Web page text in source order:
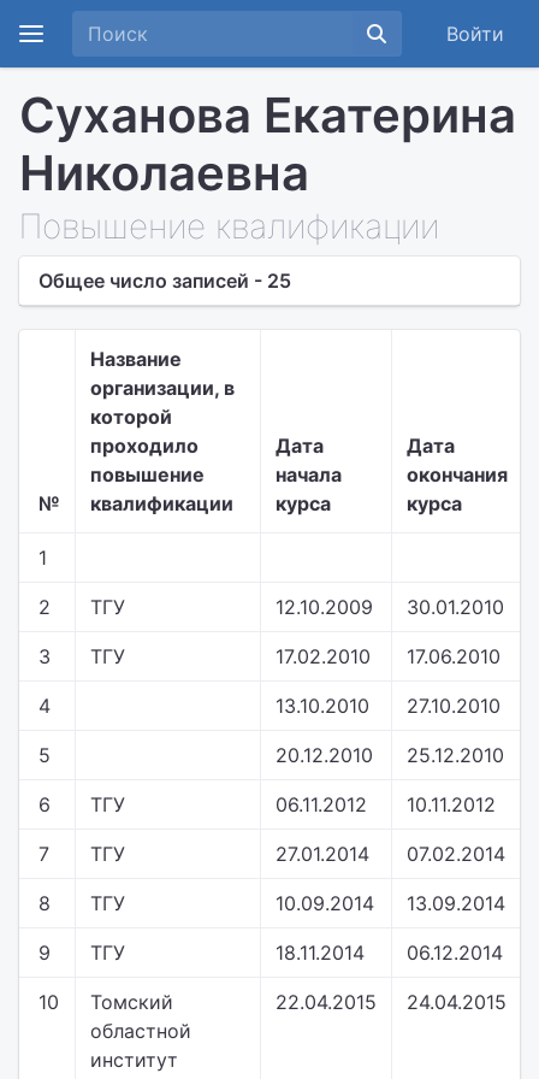
Войти
Суханова Екатерина
Николаевна
Повышение квалификации
Общее число записей - 25
№
Название
организации, в
которой
проходило
повышение
квалификации
Дата
начала
курса
Дата
окончания
курса
1
2 ТГУ 12.10.2009 30.01.2010
3 ТГУ 17.02.2010 17.06.2010
4 13.10.2010 27.10.2010
5 20.12.2010 25.12.2010
6 ТГУ 06.11.2012 10.11.2012
7 ТГУ 27.01.2014 07.02.2014
8 ТГУ 10.09.2014 13.09.2014
9 ТГУ 18.11.2014 06.12.2014
10
Томский
областной
институт
22.04.2015 24.04.2015